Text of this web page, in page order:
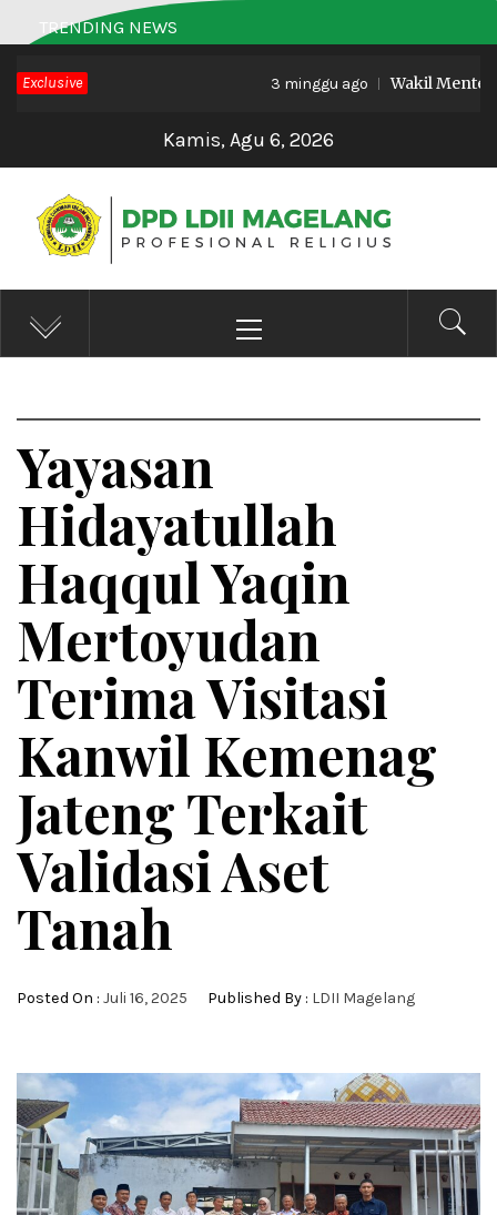
to
content
TRENDING NEWS
Exclusive 3 minggu ago Wakil Menteri
Kamis, Agu 6, 2026
DPD LDII MAGELANG
Profesional Religius
Menu
Yayasan
Hidayatullah
Haqqul Yaqin
Mertoyudan
Terima Visitasi
Kanwil Kemenag
Jateng Terkait
Validasi Aset
Tanah
Posted On : Juli 16, 2025 Published By : LDII Magelang